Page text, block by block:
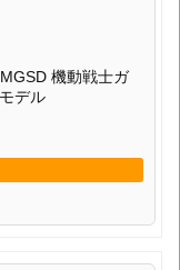
機動戦士ガ
デル